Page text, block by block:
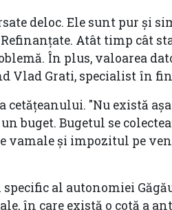
deloc. Ele sunt pur și
Atât timp cât
În plus, valoarea
Vlad Grati, specialist în
"Nu există așa
buget. Bugetul se
și impozitul pe
al autonomiei
în care există o cotă a